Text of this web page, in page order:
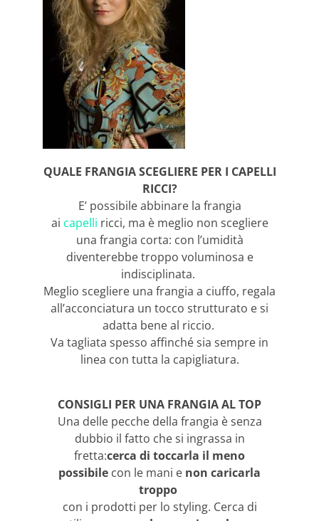
QUALE FRANGIA SCEGLIERE PER I CAPELLI
RICCI?
E’ possibile abbinare la frangia
ai capelli ricci, ma è meglio non scegliere
una frangia corta: con l’umidità
diventerebbe troppo voluminosa e
indisciplinata.
Meglio scegliere una frangia a ciuffo, regala
all’acconciatura un tocco strutturato e si
adatta bene al riccio.
Va tagliata spesso affinché sia sempre in
linea con tutta la capigliatura.
CONSIGLI PER UNA FRANGIA AL TOP
Una delle pecche della frangia è senza
dubbio il fatto che si ingrassa in
fretta:cerca di toccarla il meno
possibile con le mani e non caricarla
troppo
con i prodotti per lo styling. Cerca di